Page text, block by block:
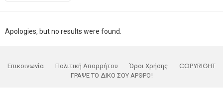
Apologies, but no results were found.
Επικοινωνία Πολιτική Απορρήτου Όροι Χρήσης
COPYRIGHT
ΓΡΑΨΕ ΤΟ ΔΙΚΟ ΣΟΥ ΑΡΘΡΟ!